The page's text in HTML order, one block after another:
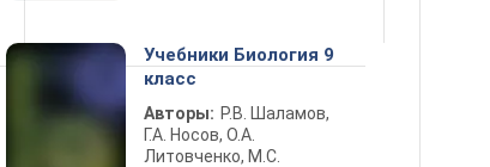
Учебники Биология 9
класс
Авторы: Р.В. Шаламов,
Г.А. Носов, О.А.
Литовченко, М.С.